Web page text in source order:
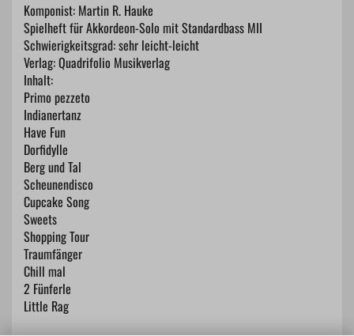
Komponist: Martin R. Hauke
Spielheft für Akkordeon-Solo mit Standardbass MII
Schwierigkeitsgrad: sehr leicht-leicht
Verlag: Quadrifolio Musikverlag
Inhalt:
Primo pezzeto
Indianertanz
Have Fun
Dorfidylle
Berg und Tal
Scheunendisco
Cupcake Song
Sweets
Shopping Tour
Traumfänger
Chill mal
2 Fünferle
Little Rag